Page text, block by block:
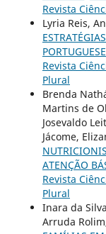
Revista
Lyria Reis,
Revista
Plural
Brenda
Martins de
Josevaldo
Jácome,
ATENÇÃO
Revista
Plural
Inara da
Arruda